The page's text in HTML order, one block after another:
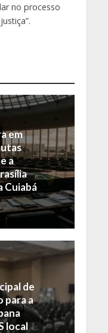
no processo
em
a
Cuiabá
de
para a
local